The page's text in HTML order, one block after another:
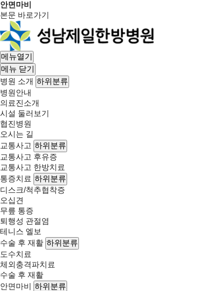
안면마비
본문 바로가기
메뉴열기
메뉴 닫기
병원 소개 하위분류
병원안내
의료진소개
시설 둘러보기
협진병원
오시는 길
교통사고 하위분류
교통사고 후유증
교통사고 한방치료
통증치료 하위분류
디스크/척추협착증
오십견
무릎 통증
퇴행성 관절염
테니스 엘보
수술 후 재활 하위분류
도수치료
체외충격파치료
수술 후 재활
안면마비
하위분류